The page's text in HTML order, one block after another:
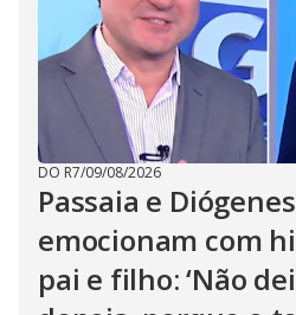
DO R7/09/08/2026
Passaia e
emocionam com
pai e filho: ‘Não